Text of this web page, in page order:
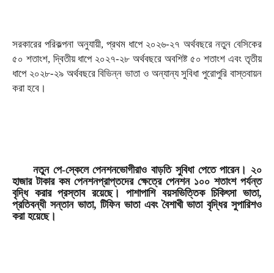
সরকারের পরিকল্পনা অনুযায়ী, প্রথম ধাপে ২০২৬-২৭ অর্থবছরে নতুন বেসিকের
৫০ শতাংশ, দ্বিতীয় ধাপে ২০২৭-২৮ অর্থবছরে অবশিষ্ট ৫০ শতাংশ এবং তৃতীয়
ধাপে ২০২৮-২৯ অর্থবছরে বিভিন্ন ভাতা ও অন্যান্য সুবিধা পুরোপুরি বাস্তবায়ন
করা হবে।
নতুন পে-স্কেলে পেনশনভোগীরাও বাড়তি সুবিধা পেতে পারেন। ২০
হাজার টাকার কম পেনশনপ্রাপ্তদের ক্ষেত্রে পেনশন ১০০ শতাংশ পর্যন্ত
বৃদ্ধি করার প্রস্তাব রয়েছে। পাশাপাশি বয়সভিত্তিক চিকিৎসা ভাতা,
প্রতিবন্ধী সন্তান ভাতা, টিফিন ভাতা এবং বৈশাখী ভাতা বৃদ্ধির সুপারিশও
করা হয়েছে।